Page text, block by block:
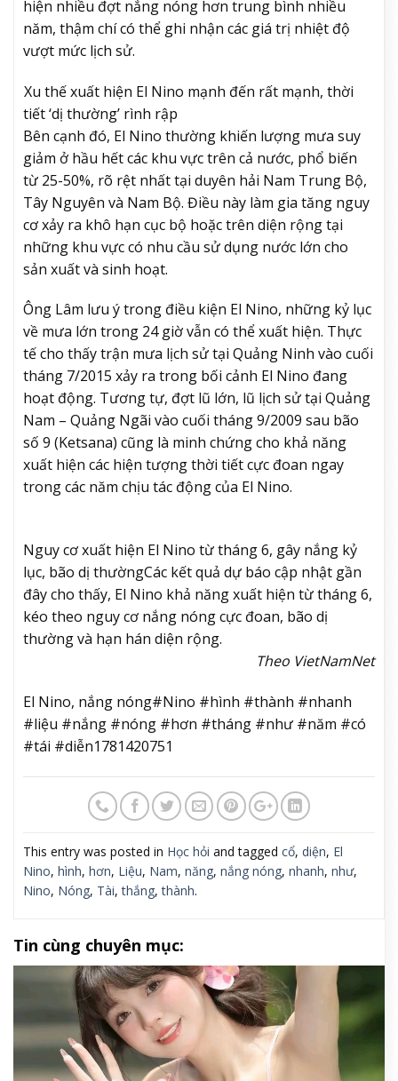
hiện nhiều đợt nắng nóng hơn trung bình nhiều
năm, thậm chí có thể ghi nhận các giá trị nhiệt độ
vượt mức lịch sử.
Xu thế xuất hiện El Nino mạnh đến rất mạnh, thời
tiết ‘dị thường’ rình rập
Bên cạnh đó, El Nino thường khiến lượng mưa suy
giảm ở hầu hết các khu vực trên cả nước, phổ biến
từ 25-50%, rõ rệt nhất tại duyên hải Nam Trung Bộ,
Tây Nguyên và Nam Bộ. Điều này làm gia tăng nguy
cơ xảy ra khô hạn cục bộ hoặc trên diện rộng tại
những khu vực có nhu cầu sử dụng nước lớn cho
sản xuất và sinh hoạt.
Ông Lâm lưu ý trong điều kiện El Nino, những kỷ lục
về mưa lớn trong 24 giờ vẫn có thể xuất hiện. Thực
tế cho thấy trận mưa lịch sử tại Quảng Ninh vào cuối
tháng 7/2015 xảy ra trong bối cảnh El Nino đang
hoạt động. Tương tự, đợt lũ lớn, lũ lịch sử tại Quảng
Nam – Quảng Ngãi vào cuối tháng 9/2009 sau bão
số 9 (Ketsana) cũng là minh chứng cho khả năng
xuất hiện các hiện tượng thời tiết cực đoan ngay
trong các năm chịu tác động của El Nino.
Nguy cơ xuất hiện El Nino từ tháng 6, gây nắng kỷ
lục, bão dị thườngCác kết quả dự báo cập nhật gần
đây cho thấy, El Nino khả năng xuất hiện từ tháng 6,
kéo theo nguy cơ nắng nóng cực đoan, bão dị
thường và hạn hán diện rộng.
Theo VietNamNet
El Nino, nắng nóng#Nino #hình #thành #nhanh
#liệu #nắng #nóng #hơn #tháng #như #năm #có
#tái #diễn1781420751
This entry was posted in Học hỏi and tagged cổ, diện, El
Nino, hình, hơn, Liệu, Nam, năng, nắng nóng, nhanh, như,
Nino, Nóng, Tài,thắng,thành.
Tin cùng chuyên mục: